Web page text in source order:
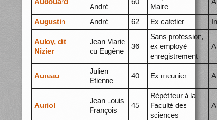
Audouard
André
60
Maire
Augustin André 62 Ex cafetier
Auloy, dit
Nizier
Jean Marie
ou Eugène
36
Sans profession,
ex employé
enregistrement
Aureau
Julien
Etienne
40 Ex meunier
Auriol
Jean Louis
François
45
Répétiteur à la
Faculté des
sciences